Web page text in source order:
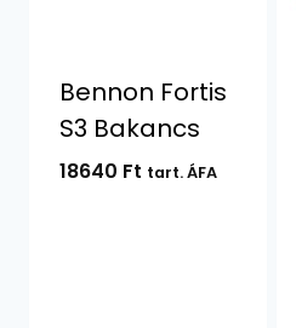
Bennon Fortis
S3 Bakancs
18640 Ft tart. ÁFA